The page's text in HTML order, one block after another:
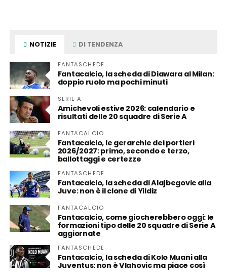
NOTIZIE DI TENDENZA
FANTASCHEDE
Fantacalcio, la scheda di Diawara al Milan:
doppio ruolo ma pochi minuti
SERIE A
Amichevoli estive 2026: calendario e
risultati delle 20 squadre di Serie A
FANTACALCIO
Fantacalcio, le gerarchie dei portieri
2026/2027: primo, secondo e terzo,
ballottaggi e certezze
FANTASCHEDE
Fantacalcio, la scheda di Alajbegovic alla
Juve: non è il clone di Yildiz
FANTACALCIO
Fantacalcio, come giocherebbero oggi: le
formazioni tipo delle 20 squadre di Serie A
aggiornate
FANTASCHEDE
Fantacalcio, la scheda di Kolo Muani alla
Juventus: non è Vlahovic ma piace così